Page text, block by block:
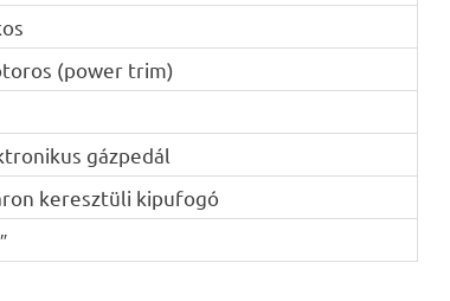
(power trim)
gázpedál
keresztüli kipufogó